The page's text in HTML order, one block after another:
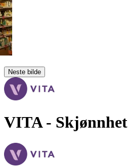
Neste bilde
VITA- Skjønnhet